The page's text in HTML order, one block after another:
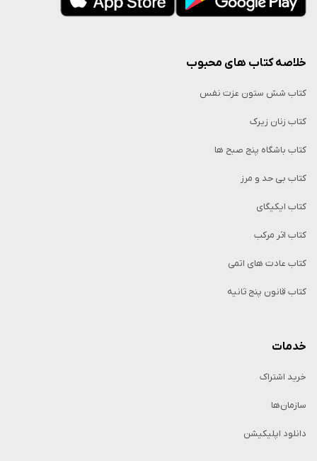
خلاصه کتاب‌ های محبوب
کتاب شش ستون عزت نفس
کتاب زنان زیرک
کتاب باشگاه پنج صبح ها
کتاب بی حد و مرز
کتاب ایکیگای
کتاب اثر مرکب
کتاب عادت های اتمی
کتاب قانون پنج ثانیه
خدمات
خرید اشتراک
سازمان‌ها
دانلود اپلیکیشن